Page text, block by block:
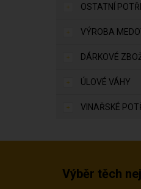
OSTATNÍ
VÝROBA
DÁRKOVÉ
ÚLOVÉ VÁHY
VINAŘSKÉ
Výběr těch